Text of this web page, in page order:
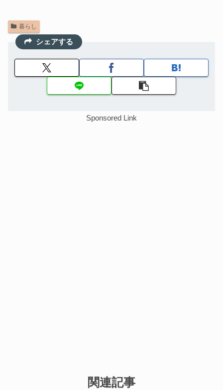
暮らし
シェアする
Sponsored Link
関連記事